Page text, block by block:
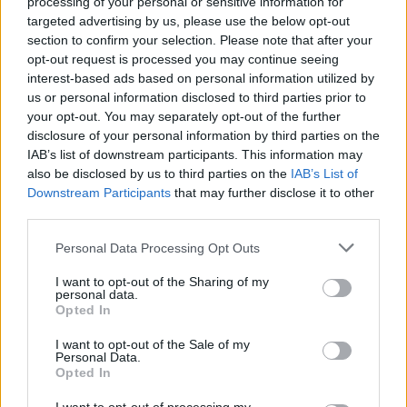
targeted advertising by us, please use the below opt-out
section to confirm your selection. Please note that after your
opt-out request is processed you may continue seeing
interest-based ads based on personal information utilized by
us or personal information disclosed to third parties prior to
your opt-out. You may separately opt-out of the further
disclosure of your personal information by third parties on the
IAB’s list of downstream participants. This information may
also be disclosed by us to third parties on the IAB’s List of
Downstream Participants that may further disclose it to other
Please note that this website/app uses one or more Google
not limited to your visit or usage behaviour. You may click to
grant or deny consent to Google and its third-party tags to
use your data for below specified purposes in below Google
consent section.
Personal Data Processing Opt Outs
I want to opt-out of the Sharing of my
personal data.
Opted In
I want to opt-out of the Sale of my
Personal Data.
Opted In